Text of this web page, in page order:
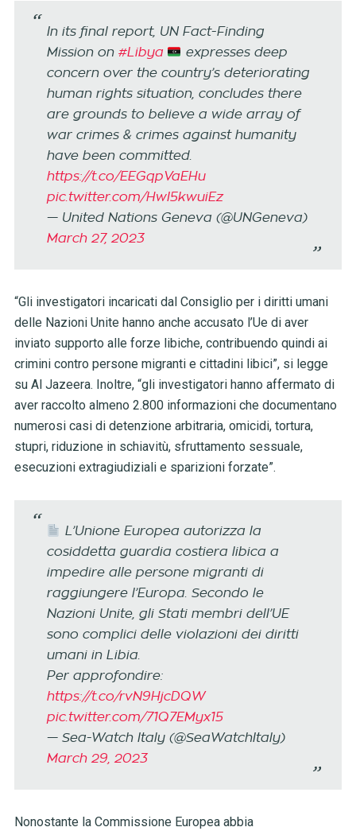
In its final report, UN Fact-Finding
Mission on #Libya
expresses deep
concern over the country’s deteriorating
human rights situation, concludes there
are grounds to believe a wide array of
war crimes & crimes against humanity
have been committed.
https://t.co/EEGqpVaEHu
pic.twitter.com/HwI5kwuiEz
— United Nations Geneva (@UNGeneva)
March 27, 2023
“Gli investigatori incaricati dal Consiglio per i diritti umani
delle Nazioni Unite hanno anche accusato l’Ue di aver
inviato supporto alle forze libiche, contribuendo quindi ai
crimini contro persone migranti e cittadini libici”, si legge
su Al Jazeera. Inoltre, “gli investigatori hanno affermato di
aver raccolto almeno 2.800 informazioni che documentano
numerosi casi di detenzione arbitraria, omicidi, tortura,
stupri, riduzione in schiavitù, sfruttamento sessuale,
esecuzioni extragiudiziali e sparizioni forzate”.
L’Unione Europea autorizza la
cosiddetta guardia costiera libica a
impedire alle persone migranti di
raggiungere l’Europa. Secondo le
Nazioni Unite, gli Stati membri dell’UE
sono complici delle violazioni dei diritti
umani in Libia.
Per approfondire:
https://t.co/rvN9HjcDQW
pic.twitter.com/71Q7EMyx15
— Sea-Watch Italy (@SeaWatchItaly)
March 29, 2023
Nonostante la Commissione Europea abbia